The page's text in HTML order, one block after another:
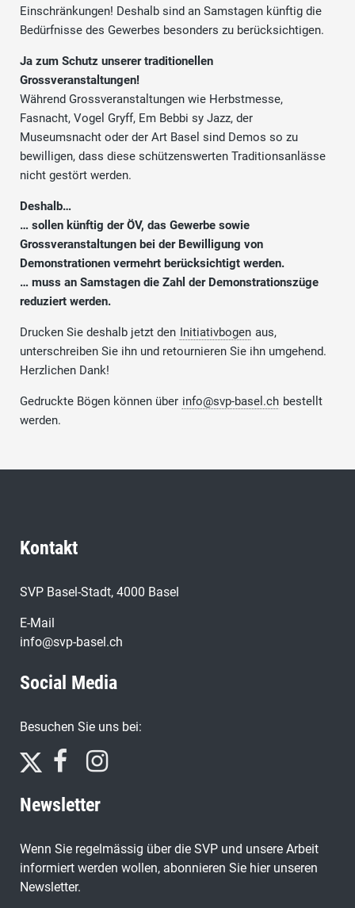
Einschränkungen! Deshalb sind an Samstagen künftig die
Bedürfnisse des Gewerbes besonders zu berücksichtigen.
Ja zum Schutz unserer traditionellen
Grossveranstaltungen!
Während Grossveranstaltungen wie Herbstmesse,
Fasnacht, Vogel Gryff, Em Bebbi sy Jazz, der
Museumsnacht oder der Art Basel sind Demos so zu
bewilligen, dass diese schützenswerten Traditionsanlässe
nicht gestört werden.
Deshalb…
… sollen künftig der ÖV, das Gewerbe sowie
Grossveranstaltungen bei der Bewilligung von
Demonstrationen vermehrt berücksichtigt werden.
… muss an Samstagen die Zahl der Demonstrationszüge
reduziert werden.
Drucken Sie deshalb jetzt den Initiativbogen aus,
unterschreiben Sie ihn und retournieren Sie ihn umgehend.
Herzlichen Dank!
Gedruckte Bögen können über info@svp-basel.ch bestellt
werden.
Kontakt
SVP Basel-Stadt, 4000 Basel
E-Mail
info@svp-basel.ch
Social Media
Besuchen Sie uns bei:
Newsletter
Wenn Sie regelmässig über die SVP und unsere Arbeit
informiert werden wollen, abonnieren Sie hier unseren
Newsletter.